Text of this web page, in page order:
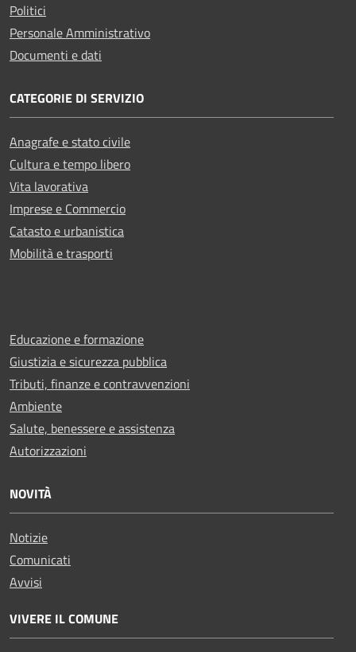
Politici
Personale Amministrativo
Documenti e dati
CATEGORIE DI SERVIZIO
Anagrafe e stato civile
Cultura e tempo libero
Vita lavorativa
Imprese e Commercio
Catasto e urbanistica
Mobilità e trasporti
Educazione e formazione
Giustizia e sicurezza pubblica
Tributi, finanze e contravvenzioni
Ambiente
Salute, benessere e assistenza
Autorizzazioni
NOVITÀ
Notizie
Comunicati
Avvisi
VIVERE IL COMUNE